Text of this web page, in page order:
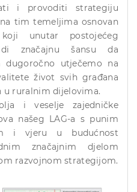
i provoditi strategiju
tim temeljima osnovan
unutar postojećeg
značajnu šansu da
dugoročno utječemo na
život svih građana
u ruralnim dijelovima.
i veselje zajedničke
našeg LAG-a s punim
i vjeru u budućnost
značajnim djelom
razvojnom strategijom.